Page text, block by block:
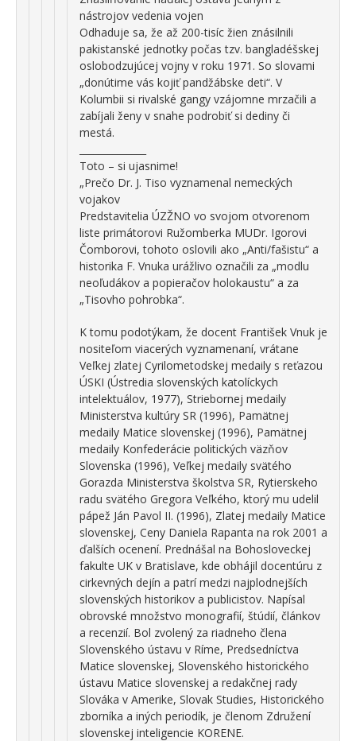
nástrojov vedenia vojen
Odhaduje sa, že až 200-tisíc žien znásilnili
pakistanské jednotky počas tzv. bangladéšskej
oslobodzujúcej vojny v roku 1971. So slovami
„donútime vás kojiť pandžábske deti“. V
Kolumbii si rivalské gangy vzájomne mrzačili a
zabíjali ženy v snahe podrobiť si dediny či
mestá.
Toto – si ujasnime!
„Prečo Dr. J. Tiso vyznamenal nemeckých
vojakov
Predstavitelia ÚZŽNO vo svojom otvorenom
liste primátorovi Ružomberka MUDr. Igorovi
Čomborovi, tohoto oslovili ako „Anti/fašistu“ a
historika F. Vnuka urážlivo označili za „modlu
neoľudákov a popieračov holokaustu“ a za
„Tisovho pohrobka“.
K tomu podotýkam, že docent František Vnuk je
nositeľom viacerých vyznamenaní, vrátane
Veľkej zlatej Cyrilometodskej medaily s reťazou
ÚSKI (Ústredia slovenských katolíckych
intelektuálov, 1977), Striebornej medaily
Ministerstva kultúry SR (1996), Pamätnej
medaily Matice slovenskej (1996), Pamätnej
medaily Konfederácie politických väzňov
Slovenska (1996), Veľkej medaily svätého
Gorazda Ministerstva školstva SR, Rytierskeho
radu svätého Gregora Veľkého, ktorý mu udelil
pápež Ján Pavol II. (1996), Zlatej medaily Matice
slovenskej, Ceny Daniela Rapanta na rok 2001 a
ďalších ocenení. Prednášal na Bohosloveckej
fakulte UK v Bratislave, kde obhájil docentúru z
cirkevných dejín a patrí medzi najplodnejších
slovenských historikov a publicistov. Napísal
obrovské množstvo monografií, štúdií, článkov
a recenzií. Bol zvolený za riadneho člena
Slovenského ústavu v Ríme, Predsedníctva
Matice slovenskej, Slovenského historického
ústavu Matice slovenskej a redakčnej rady
Slováka v Amerike, Slovak Studies, Historického
zborníka a iných periodík, je členom Združení
slovenskej inteligencie KORENE.